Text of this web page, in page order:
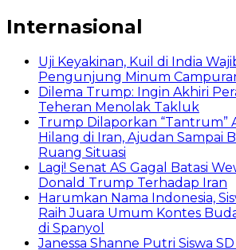
Internasional
Uji Keyakinan, Kuil di India
Pengunjung Minum
Dilema Trump: Ingin Akhiri
Teheran Menolak Takluk
Trump Dilaporkan “Tantrum”
Hilang di Iran, Ajudan Sampai
Ruang Situasi
Lagi! Senat AS Gagal Batasi
Donald Trump Terhadap Iran
Harumkan Nama Indonesia,
Raih Juara Umum Kontes
di Spanyol
Janessa Shanne Putri Siswa